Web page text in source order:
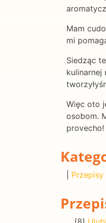
Mam
mi
Siedząc
kulinarnej
Więc oto
osobom.
provecho!